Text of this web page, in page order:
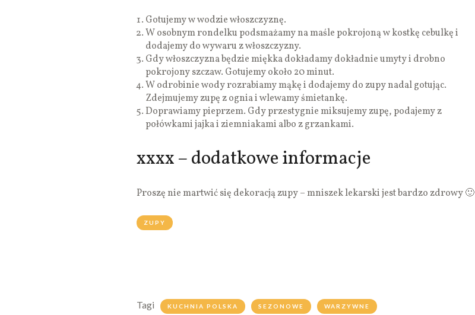
Gotujemy w wodzie włoszczyznę.
W osobnym rondelku podsmażamy na maśle pokrojoną w kostkę cebulkę i
dodajemy do wywaru z włoszczyzny.
Gdy włoszczyzna będzie miękka dokładamy dokładnie umyty i drobno
pokrojony szczaw. Gotujemy około 20 minut.
W odrobinie wody rozrabiamy mąkę i dodajemy do zupy nadal gotując.
Zdejmujemy zupę z ognia i wlewamy śmietankę.
Doprawiamy pieprzem. Gdy przestygnie miksujemy zupę, podajemy z
połówkami jajka i ziemniakami albo z grzankami.
xxxx – dodatkowe informacje
Proszę nie martwić się dekoracją zupy – mniszek lekarski jest bardzo zdrowy 🙂
ZUPY
Tagi KUCHNIA POLSKA SEZONOWE WARZYWNE